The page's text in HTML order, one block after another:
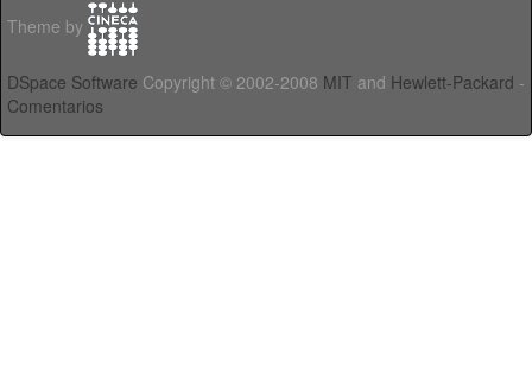
Theme by
DSpace Software Copyright © 2002-2008 MIT and Hewlett-Packard -
Comentarios